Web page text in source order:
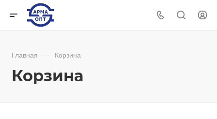
Главная — Корзина
Корзина